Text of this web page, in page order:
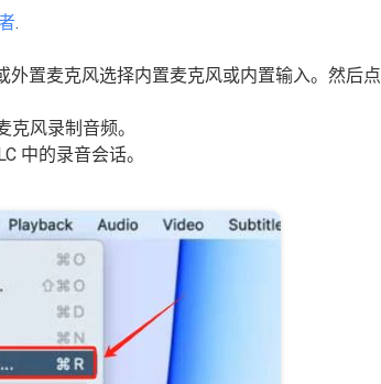
.
外置麦克风选择内置麦克风或内置输入。然后点
克风录制音频。
中的录音会话。